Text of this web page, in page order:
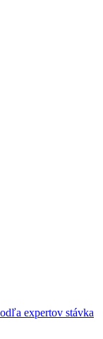
expertov stávka